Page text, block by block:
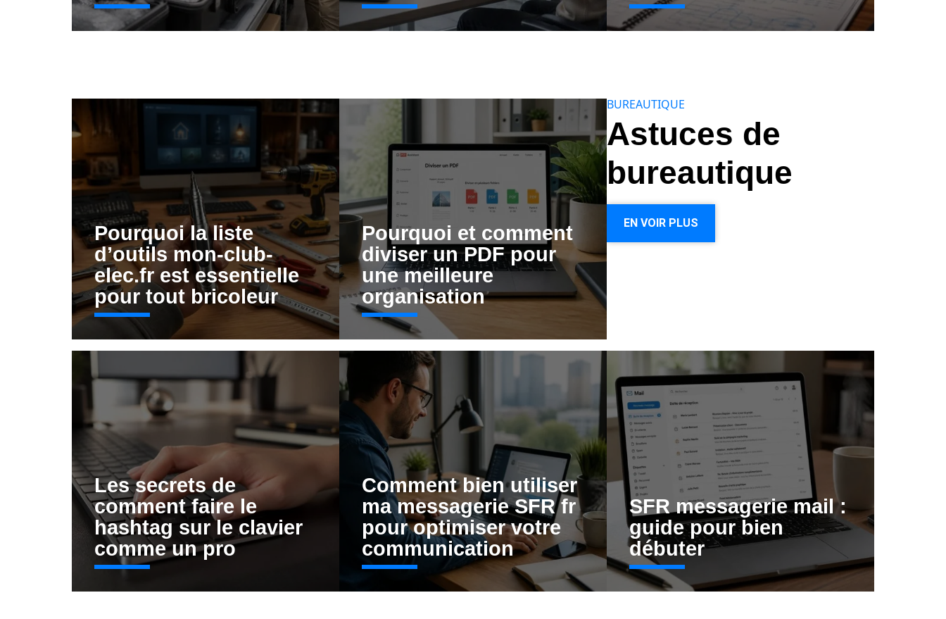
Pourquoi la liste
d’outils mon-club-
elec.fr est essentielle
pour tout bricoleur
Pourquoi et comment
diviser un PDF pour
une meilleure
organisation
BUREAUTIQUE
Astuces de
bureautique
EN VOIR PLUS
Les secrets de
comment faire le
hashtag sur le clavier
comme un pro
Comment bien utiliser
ma messagerie SFR fr
pour optimiser votre
communication
SFR messagerie mail :
guide pour bien
débuter